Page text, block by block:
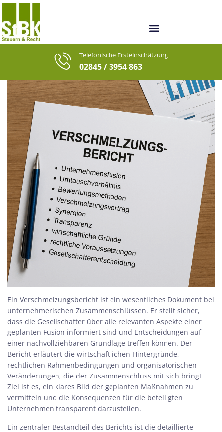
Telefonische Ersteinschätzung
02845 / 3954 863
Ein Verschmelzungsbericht ist ein wesentliches Dokument bei
unternehmerischen Zusammenschlüssen. Er stellt sicher,
dass die Gesellschafter über alle relevanten Aspekte einer
geplanten Fusion informiert sind und Entscheidungen auf
einer nachvollziehbaren Grundlage treffen können. Der
Bericht erläutert die wirtschaftlichen Hintergründe,
rechtlichen Rahmenbedingungen und organisatorischen
Veränderungen, die der Zusammenschluss mit sich bringt.
Ziel ist es, ein klares Bild der geplanten Maßnahmen zu
vermitteln und die Konsequenzen für die beteiligten
Unternehmen transparent darzustellen.
Ein zentraler Bestandteil des Berichts ist die detaillierte